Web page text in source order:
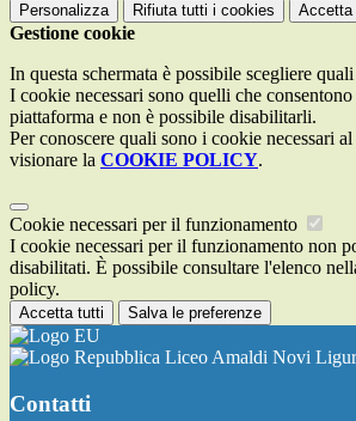
Personalizza Rifiuta tutti i cookies Accetta
Gestione cookie
In questa schermata è possibile scegliere
I cookie necessari sono quelli che
piattaforma e non è possibile disabilitarli.
Per conoscere quali sono i cookie necessari
visionare la COOKIE POLICY.
Cookie necessari per il funzionamento
I cookie necessari per il funzionamento non
disabilitati. È possibile consultare l'elenco
policy.
Accetta tutti Salva le preferenze
Liceo Amaldi Novi
Contatti